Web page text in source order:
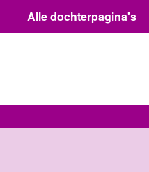
Alle dochterpagina's